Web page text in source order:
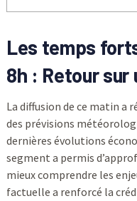
Les temps
8h : Retour sur
La diffusion de ce matin a
des prévisions
dernières évolutions
segment a permis
mieux comprendre les
factuelle a renforcé la